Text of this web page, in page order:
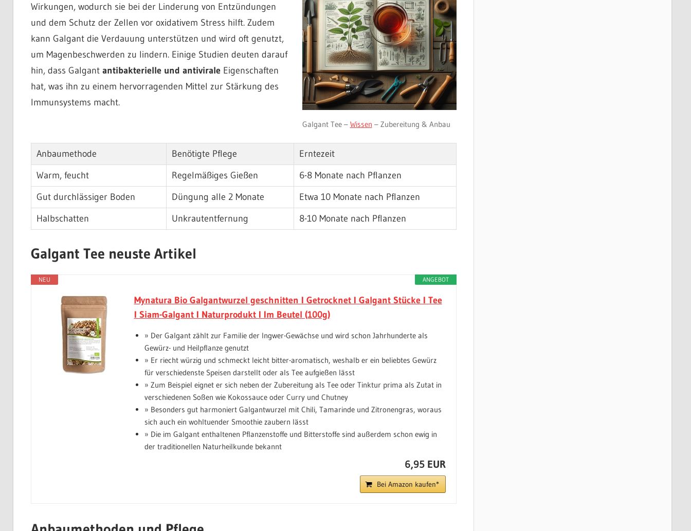
Galgant Tee – Wissen – Zubereitung & Anbau
Wirkungen, wodurch sie bei der Linderung von Entzündungen
und dem Schutz der Zellen vor oxidativem Stress hilft. Zudem
kann Galgant die Verdauung unterstützen und wird oft genutzt,
um Magenbeschwerden zu lindern. Einige Studien deuten darauf
hin, dass Galgant antibakterielle und antiviraleEigenschaften
hat, was ihn zu einem hervorragenden Mittel zur Stärkung des
Immunsystems macht.
Anbaumethode Benötigte Pflege
Erntezeit
Warm, feucht
Regelmäßiges Gießen
6-8 Monate nach Pflanzen
Gut durchlässiger Boden
Düngung alle 2 Monate
Etwa 10 Monate nach Pflanzen
Halbschatten
Unkrautentfernung 8-10 Monate nach Pflanzen
Galgant Tee neuste Artikel
ANGEBOT
NEU
Mynatura Bio Galgantwurzel geschnitten I Getrocknet I Galgant Stücke I Tee
I Siam-Galgant I Naturprodukt I Im Beutel (100g)
» Der Galgant zählt zur Familie der Ingwer-Gewächse und wird schon Jahrhunderte als
Gewürz- und Heilpflanze genutzt
» Er riecht würzig und schmeckt leicht bitter-aromatisch, weshalb er ein beliebtes Gewürz
für verschiedenste Speisen darstellt oder als Tee aufgießen lässt
» Zum Beispiel eignet er sich neben der Zubereitung als Tee oder Tinktur prima als Zutat in
verschiedenen Soßen wie Kokossauce oder Curry und Chutney
» Besonders gut harmoniert Galgantwurzel mit Chili, Tamarinde und Zitronengras, woraus
sich auch ein wohltuender Smoothie zaubern lässt
» Die im Galgant enthaltenen Pflanzenstoffe und Bitterstoffe sind außerdem schon ewig in
der traditionellen Naturheilkunde bekannt
6,95 EUR
Bei Amazon kaufen*